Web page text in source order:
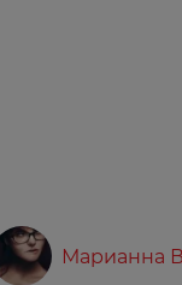
Марианна